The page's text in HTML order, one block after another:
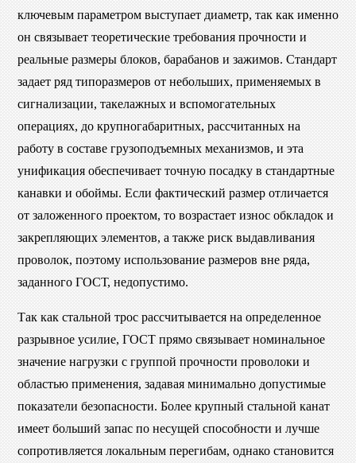
ключевым параметром выступает диаметр, так как именно
он связывает теоретические требования прочности и
реальные размеры блоков, барабанов и зажимов. Стандарт
задает ряд типоразмеров от небольших, применяемых в
сигнализации, такелажных и вспомогательных
операциях, до крупногабаритных, рассчитанных на
работу в составе грузоподъемных механизмов, и эта
унификация обеспечивает точную посадку в стандартные
канавки и обоймы. Если фактический размер отличается
от заложенного проектом, то возрастает износ обкладок и
закрепляющих элементов, а также риск выдавливания
проволок, поэтому использование размеров вне ряда,
заданного ГОСТ, недопустимо.
Так как стальной трос рассчитывается на определенное
разрывное усилие, ГОСТ прямо связывает номинальное
значение нагрузки с группой прочности проволоки и
областью применения, задавая минимально допустимые
показатели безопасности. Более крупный стальной канат
имеет больший запас по несущей способности и лучше
сопротивляется локальным перегибам, однако становится